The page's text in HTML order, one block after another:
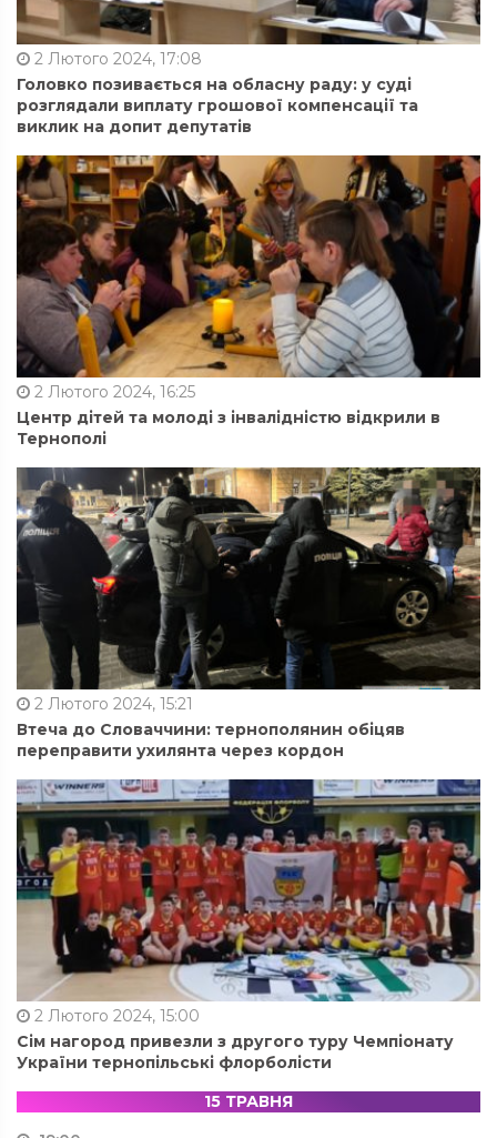
2 Лютого 2024, 17:08
Головко позивається на обласну раду: у суді
розглядали виплату грошової компенсації та
виклик на допит депутатів
2 Лютого 2024, 16:25
Центр дітей та молоді з інвалідністю відкрили в
Тернополі
2 Лютого 2024, 15:21
Втеча до Словаччини: тернополянин обіцяв
переправити ухилянта через кордон
2 Лютого 2024, 15:00
Сім нагород привезли з другого туру Чемпіонату
України тернопільські флорболісти
15 ТРАВНЯ